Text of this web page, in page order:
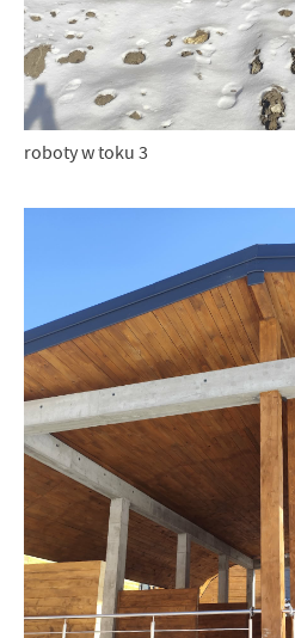
roboty w toku 3